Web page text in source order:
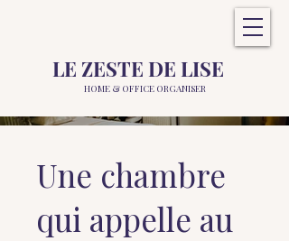
LE ZESTE DE LISE
HOME &OFFICE ORGANISER
Une chambre
qui appelle au